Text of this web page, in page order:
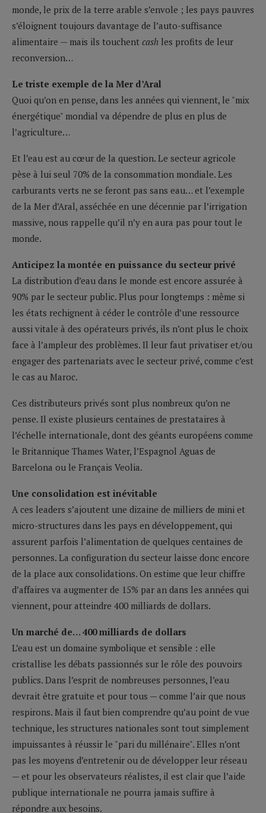
monde, le prix de la terre arable s’envole ; les pays pauvres
s’éloignent toujours davantage de l’auto-suffisance
alimentaire — mais ils touchent cash les profits de leur
reconversion…
Le triste exemple de la Mer d’Aral
Quoi qu’on en pense, dans les années qui viennent, le "mix
énergétique" mondial va dépendre de plus en plus de
l’agriculture…
Et l’eau est au cœur de la question. Le secteur agricole
pèse à lui seul 70% de la consommation mondiale. Les
carburants verts ne se feront pas sans eau… et l’exemple
de la Mer d’Aral, asséchée en une décennie par l’irrigation
massive, nous rappelle qu’il n’y en aura pas pour tout le
monde.
Anticipez la montée en puissance du secteur privé
La distribution d’eau dans le monde est encore assurée à
90% par le secteur public. Plus pour longtemps : même si
les états rechignent à céder le contrôle d’une ressource
aussi vitale à des opérateurs privés, ils n’ont plus le choix
face à l’ampleur des problèmes. Il leur faut privatiser et/ou
engager des partenariats avec le secteur privé, comme c’est
le cas au Maroc.
Ces distributeurs privés sont plus nombreux qu’on ne
pense. Il existe plusieurs centaines de prestataires à
l’échelle internationale, dont des géants européens comme
le Britannique Thames Water, l’Espagnol Aguas de
Barcelona ou le Français Veolia.
Une consolidation est inévitable
A ces leaders s’ajoutent une dizaine de milliers de mini et
micro-structures dans les pays en développement, qui
assurent parfois l’alimentation de quelques centaines de
personnes. La configuration du secteur laisse donc encore
de la place aux consolidations. On estime que leur chiffre
d’affaires va augmenter de 15% par an dans les années qui
viennent, pour atteindre 400 milliards de dollars.
Un marché de… 400 milliards de dollars
L’eau est un domaine symbolique et sensible : elle
cristallise les débats passionnés sur le rôle des pouvoirs
publics. Dans l’esprit de nombreuses personnes, l’eau
devrait être gratuite et pour tous — comme l’air que nous
respirons. Mais il faut bien comprendre qu’au point de vue
technique, les structures nationales sont tout simplement
impuissantes à réussir le "pari du millénaire". Elles n’ont
pas les moyens d’entretenir ou de développer leur réseau
— et pour les observateurs réalistes, il est clair que l’aide
publique internationale ne pourra jamais suffire à
répondre aux besoins.